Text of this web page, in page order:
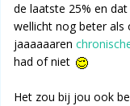
de laatste 25% en
wellicht nog beter als
jaaaaaaren
had of niet
Het zou bij jou ook